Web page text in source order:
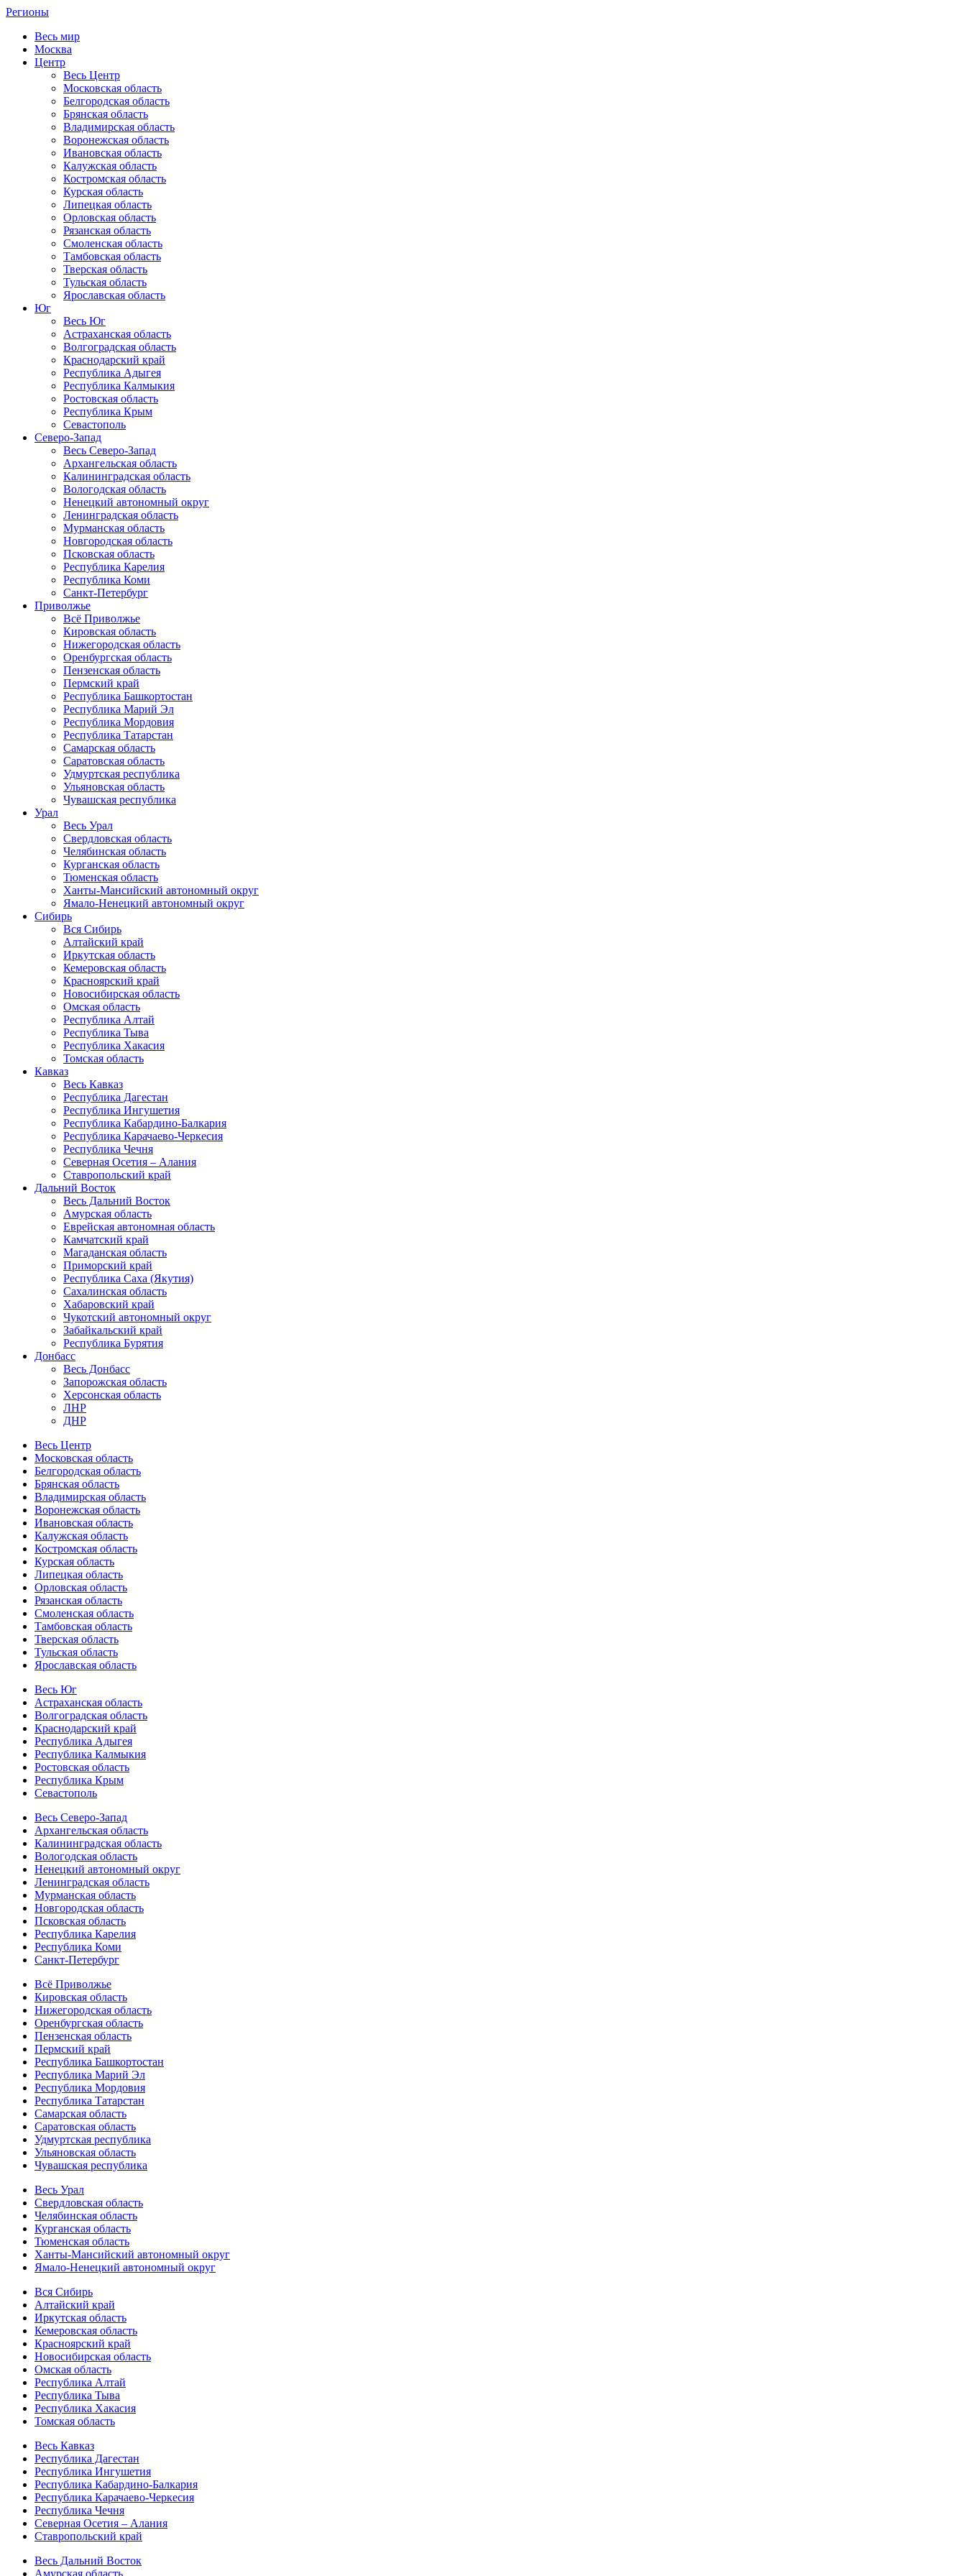
Регионы
Весь мир
Москва
Центр
Весь Центр
Московская область
Белгородская область
Брянская область
Владимирская область
Воронежская область
Ивановская область
Калужская область
Костромская область
Курская область
Липецкая область
Орловская область
Рязанская область
Смоленская область
Тамбовская область
Тверская область
Тульская область
Ярославская область
Юг
Весь Юг
Астраханская область
Волгоградская область
Краснодарский край
Республика Адыгея
Республика Калмыкия
Ростовская область
Республика Крым
Севастополь
Северо-Запад
Весь Северо-Запад
Архангельская область
Калининградская область
Вологодская область
Ненецкий автономный округ
Ленинградская область
Мурманская область
Новгородская область
Псковская область
Республика Карелия
Республика Коми
Санкт-Петербург
Приволжье
Всё Приволжье
Кировская область
Нижегородская область
Оренбургская область
Пензенская область
Пермский край
Республика Башкортостан
Республика Марий Эл
Республика Мордовия
Республика Татарстан
Самарская область
Саратовская область
Удмуртская республика
Ульяновская область
Чувашская республика
Урал
Весь Урал
Свердловская область
Челябинская область
Курганская область
Тюменская область
Ханты-Мансийский автономный округ
Ямало-Ненецкий автономный округ
Сибирь
Вся Сибирь
Алтайский край
Иркутская область
Кемеровская область
Красноярский край
Новосибирская область
Омская область
Республика Алтай
Республика Тыва
Республика Хакасия
Томская область
Кавказ
Весь Кавказ
Республика Дагестан
Республика Ингушетия
Республика Кабардино-Балкария
Республика Карачаево-Черкесия
Республика Чечня
Северная Осетия – Алания
Ставропольский край
Дальний Восток
Весь Дальний Восток
Амурская область
Еврейская автономная область
Камчатский край
Магаданская область
Приморский край
Республика Саха (Якутия)
Сахалинская область
Хабаровский край
Чукотский автономный округ
Забайкальский край
Республика Бурятия
Донбасс
Весь Донбасс
Запорожская область
Херсонская область
ЛНР
ДНР
Весь Центр
Московская область
Белгородская область
Брянская область
Владимирская область
Воронежская область
Ивановская область
Калужская область
Костромская область
Курская область
Липецкая область
Орловская область
Рязанская область
Смоленская область
Тамбовская область
Тверская область
Тульская область
Ярославская область
Весь Юг
Астраханская область
Волгоградская область
Краснодарский край
Республика Адыгея
Республика Калмыкия
Ростовская область
Республика Крым
Севастополь
Весь Северо-Запад
Архангельская область
Калининградская область
Вологодская область
Ненецкий автономный округ
Ленинградская область
Мурманская область
Новгородская область
Псковская область
Республика Карелия
Республика Коми
Санкт-Петербург
Всё Приволжье
Кировская область
Нижегородская область
Оренбургская область
Пензенская область
Пермский край
Республика Башкортостан
Республика Марий Эл
Республика Мордовия
Республика Татарстан
Самарская область
Саратовская область
Удмуртская республика
Ульяновская область
Чувашская республика
Весь Урал
Свердловская область
Челябинская область
Курганская область
Тюменская область
Ханты-Мансийский автономный округ
Ямало-Ненецкий автономный округ
Вся Сибирь
Алтайский край
Иркутская область
Кемеровская область
Красноярский край
Новосибирская область
Омская область
Республика Алтай
Республика Тыва
Республика Хакасия
Томская область
Весь Кавказ
Республика Дагестан
Республика Ингушетия
Республика Кабардино-Балкария
Республика Карачаево-Черкесия
Республика Чечня
Северная Осетия – Алания
Ставропольский край
Весь Дальний Восток
Амурская область